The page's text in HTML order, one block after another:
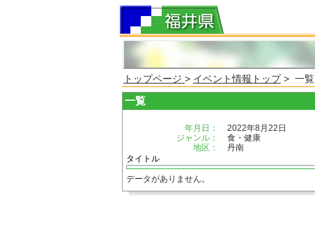
トップページ > イベント情報トップ> 一覧
一覧
年月日：
2022年8月22日
ジャンル：
食・健康
地区：
丹南
タイトル
データがありません。